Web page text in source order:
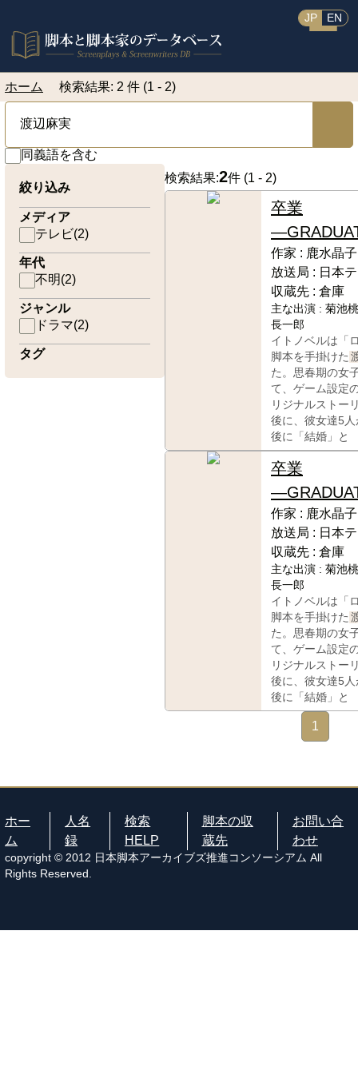
JP EN
ホーム 検索結果: 2 件 (1 - 2)
同義語を含む
絞り込み
メディア
テレビ(2)
年代
不明(2)
ジャンル
ドラマ(2)
タグ
検索結果:2件 (1 - 2)
卒業
作家 : 鹿水晶子
放送局 : 日本
収蔵先 : 倉庫
主な出演 : 菊池
長一郎
イトノベルは「
脚本を手掛けた
た。思春期の女
て、ゲーム設定
リジナルストー
後に、彼女達5
後に「結婚」と
卒業
作家 : 鹿水晶子
放送局 : 日本
収蔵先 : 倉庫
主な出演 : 菊池
長一郎
イトノベルは「
脚本を手掛けた
た。思春期の女
て、ゲーム設定
リジナルストー
後に、彼女達5
後に「結婚」と
1
ホー
ム
人名
録
検索
HELP
脚本の収
蔵先
お問い合
わせ
copyright © 2012 日本脚本アーカイブズ推進コンソーシアム All
Rights Reserved.